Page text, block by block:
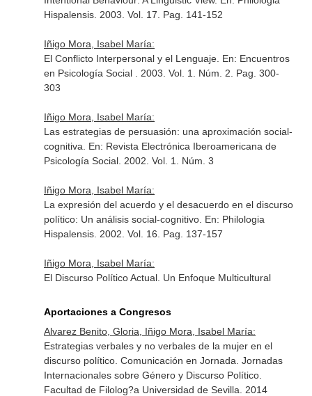
Hispalensis. 2003. Vol. 17. Pag. 141-152
Iñigo Mora, Isabel María:
El Conflicto Interpersonal y el Lenguaje. En: Encuentros
en Psicología Social
. 2003. Vol. 1. Núm. 2. Pag. 300-
303
Iñigo Mora, Isabel María:
Las estrategias de persuasión: una aproximación social-
cognitiva. En: Revista Electrónica Iberoamericana de
Psicología Social. 2002. Vol. 1. Núm. 3
Iñigo Mora, Isabel María:
La expresión del acuerdo y el desacuerdo en el discurso
político: Un análisis social-cognitivo. En: Philologia
Hispalensis. 2002. Vol. 16. Pag. 137-157
Iñigo Mora, Isabel María:
El Discurso Político Actual. Un Enfoque Multicultural
Aportaciones a Congresos
Alvarez Benito, Gloria, Iñigo Mora, Isabel María:
Estrategias verbales y no verbales de la mujer en el
discurso político. Comunicación en Jornada. Jornadas
Internacionales sobre Género y Discurso Político.
Facultad de Filolog?a Universidad de Sevilla. 2014